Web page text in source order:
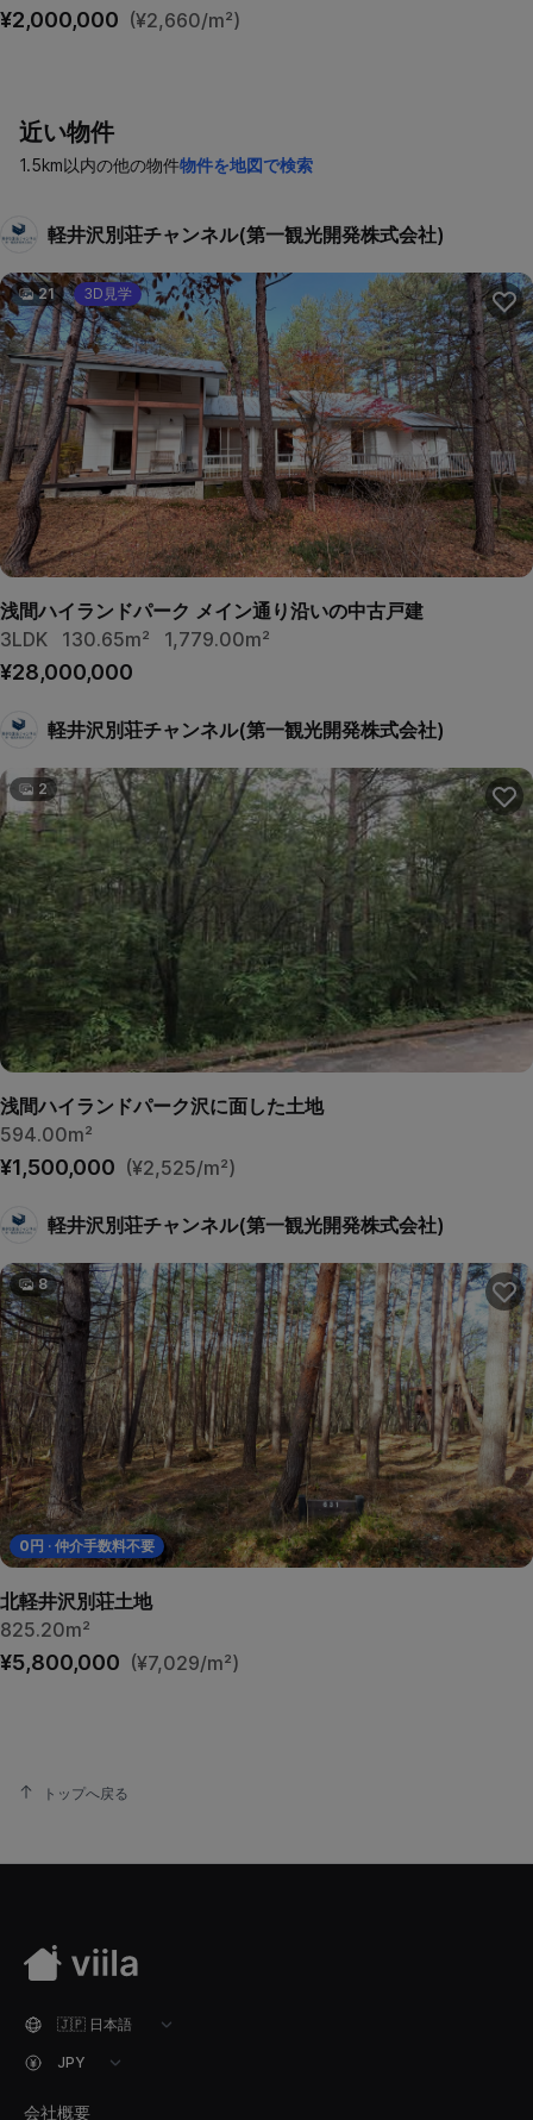
¥2,000,000 (¥2,660/m²)
近い物件
1.5km以内の他の物件物件を地図で検索
軽井沢別荘チャンネル(第一観光開発株式会社)
21 3D見学
浅間ハイランドパーク メイン通り沿いの中古戸建
3LDK
130.65m² 1,779.00m²
¥28,000,000
軽井沢別荘チャンネル(第一観光開発株式会社)
2
浅間ハイランドパーク沢に面した土地
594.00m²
¥1,500,000 (¥2,525/m²)
軽井沢別荘チャンネル(第一観光開発株式会社)
0 円 · 仲介手数料不要
8
北軽井沢別荘土地
825.20m²
¥5,800,000 (¥7,029/m²)
トップへ戻る
会社概要